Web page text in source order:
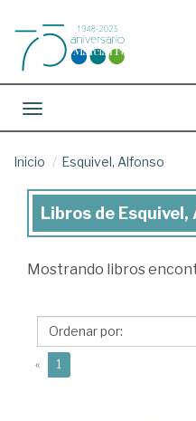
Toggle navigation
Inicio Esquivel, Alfonso
Libros
Esquivel,
Libros de
Mostrando libros
« 1